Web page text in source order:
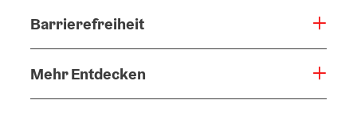
Barrierefreiheit
Mehr Entdecken